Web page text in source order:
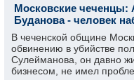
Московские чеченцы:
Буданова - человек
В чеченской общине
обвинению в убийстве
Сулейманова, он давно
бизнесом, не имел